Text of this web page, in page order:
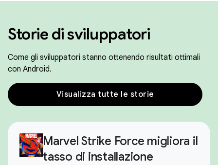
Storie di sviluppatori
Come gli sviluppatori stanno ottenendo risultati ottimali
con Android.
Visualizza tutte le storie
Marvel Strike Force migliora il
tasso di installazione